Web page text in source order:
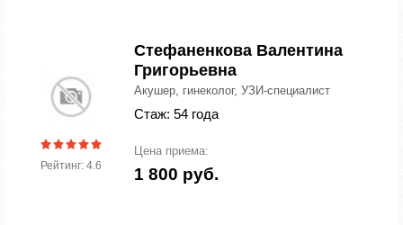
Рейтинг: 4.6
Стефаненкова Валентина
Григорьевна
Акушер, гинеколог, УЗИ-специалист
Стаж: 54 года
Цена приема:
1 800 руб.